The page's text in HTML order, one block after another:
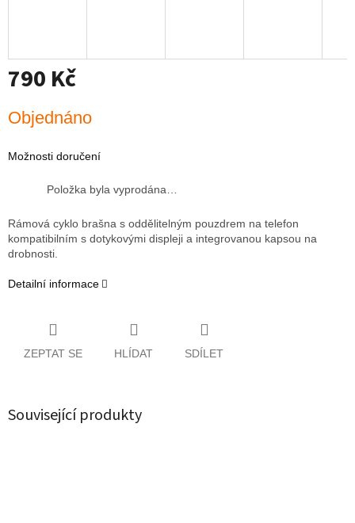
790 Kč
cena:
Objednáno
Možnosti doručení
Položka byla vyprodána…
Rámová cyklo brašna s oddělitelným pouzdrem na telefon
kompatibilním s dotykovými displeji a integrovanou kapsou na
drobnosti.
Detailní informace
ZEPTAT SE HLÍDAT SDÍLET
Související produkty